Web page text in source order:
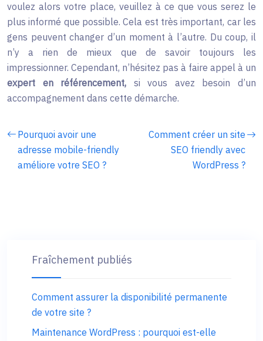
voulez alors votre place, veuillez à ce que vous serez le
plus informé que possible. Cela est très important, car les
gens peuvent changer d’un moment à l’autre. Du coup, il
n’y a rien de mieux que de savoir toujours les
impressionner. Cependant, n’hésitez pas à faire appel à un
expert en référencement, si vous avez besoin d’un
accompagnement dans cette démarche.
Pourquoi avoir une
adresse mobile-friendly
améliore votre SEO ?
Comment créer un site
SEO friendly avec
WordPress ?
Fraîchement publiés
Comment assurer la disponibilité permanente
de votre site ?
Maintenance WordPress : pourquoi est-elle